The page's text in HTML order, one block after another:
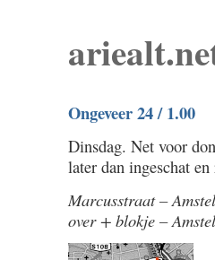
Ongeveer 24 / 1.00
Dinsdag. Net voor
later dan ingeschat
Marcusstraat –
over + blokje –